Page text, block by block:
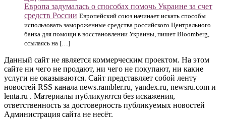
Европа задумалась о способах помочь Украине за счет
средств России Европейский союз начинает искать способы
использовать замороженные средства российского Центрального
банка для помощи в восстановлении Украины, пишет Bloomberg,
ссылаясь на […]
Данный сайт не является коммерческим проектом. На этом
сайте ни чего не продают, ни чего не покупают, ни какие
услуги не оказываются. Сайт представляет собой ленту
новостей RSS канала news.rambler.ru, yandex.ru, newsru.com и
lenta.ru . Материалы публикуются без искажения,
ответственность за достоверность публикуемых новостей
Администрация сайта не несёт.